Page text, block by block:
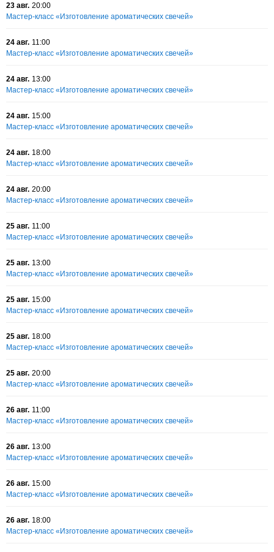
23 авг. 20:00
Мастер-класс «Изготовление ароматических свечей»
24 авг. 11:00
Мастер-класс «Изготовление ароматических свечей»
24 авг. 13:00
Мастер-класс «Изготовление ароматических свечей»
24 авг. 15:00
Мастер-класс «Изготовление ароматических свечей»
24 авг. 18:00
Мастер-класс «Изготовление ароматических свечей»
24 авг. 20:00
Мастер-класс «Изготовление ароматических свечей»
25 авг. 11:00
Мастер-класс «Изготовление ароматических свечей»
25 авг. 13:00
Мастер-класс «Изготовление ароматических свечей»
25 авг. 15:00
Мастер-класс «Изготовление ароматических свечей»
25 авг. 18:00
Мастер-класс «Изготовление ароматических свечей»
25 авг. 20:00
Мастер-класс «Изготовление ароматических свечей»
26 авг. 11:00
Мастер-класс «Изготовление ароматических свечей»
26 авг. 13:00
Мастер-класс «Изготовление ароматических свечей»
26 авг. 15:00
Мастер-класс «Изготовление ароматических свечей»
26 авг. 18:00
Мастер-класс «Изготовление ароматических свечей»